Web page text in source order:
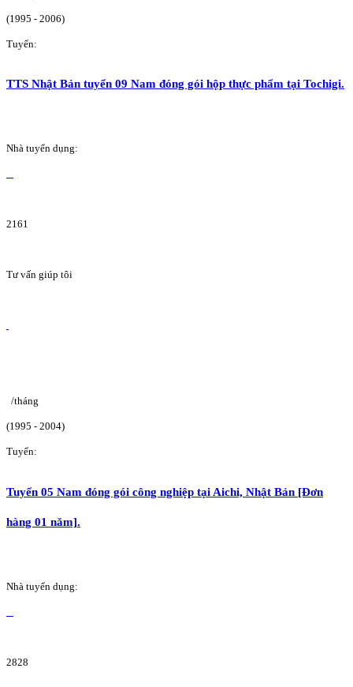
(1995 - 2006)
Tuyển:
TTS Nhật Bản tuyển 09 Nam đóng gói hộp thực phẩm tại Tochigi.
Nhà tuyển dụng:
2161
Tư vấn giúp tôi
/tháng
(1995 - 2004)
Tuyển:
Tuyển 05 Nam đóng gói công nghiệp tại Aichi, Nhật Bản [Đơn
hàng 01 năm].
Nhà tuyển dụng:
2828